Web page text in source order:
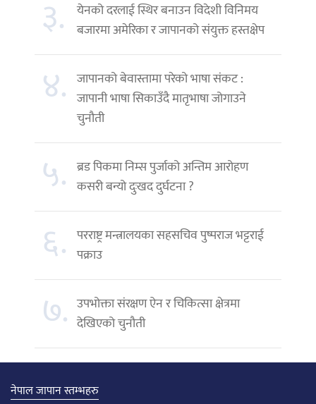
३.
येनको दरलाई स्थिर बनाउन विदेशी विनिमय
बजारमा अमेरिका र जापानको संयुक्त हस्तक्षेप
४. जापानको बेवास्तामा परेको भाषा संकट :
जापानी भाषा सिकाउँदै मातृभाषा जोगाउने
चुनौती
५. ब्रड पिकमा निम्स पुर्जाको अन्तिम आरोहण
कसरी बन्यो दुःखद दुर्घटना ?
६. परराष्ट्र मन्त्रालयका सहसचिव पुष्पराज भट्टराई
पक्राउ
७. उपभोक्ता संरक्षण ऐन र चिकित्सा क्षेत्रमा
देखिएको चुनौती
नेपाल जापान स्तम्भहरु